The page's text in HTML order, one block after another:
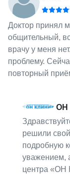
Доктор принял
общительный,
врачу у меня
проблему.
повторный
ОН
решили
подробную
уважением,
центра